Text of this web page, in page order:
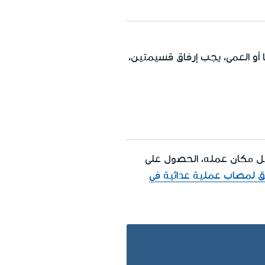
العمى، يجب إرفاق قسيمتين،
أُرسل إلى الخارج من قبل مكان عمله، الحصول على
لمصاب عملية عدائية في